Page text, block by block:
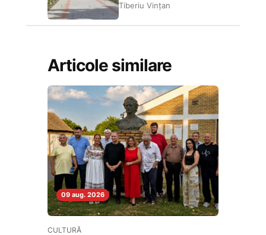
Tiberiu Vințan
Articole similare
09 aug. 2026
CULTURĂ